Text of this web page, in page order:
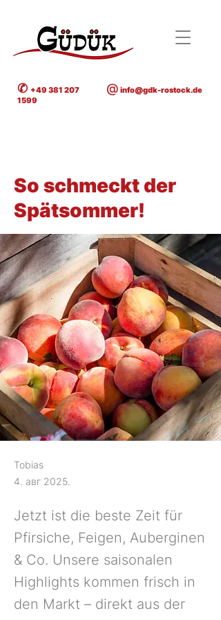
✆ +49 381 207
1599
@ info@gdk-rostock.de
So schmeckt der
Spätsommer!
Tobias
4. авг 2025.
Jetzt ist die beste Zeit für
Pfirsiche, Feigen, Auberginen
& Co. Unsere saisonalen
Highlights kommen frisch in
den Markt – direkt aus der